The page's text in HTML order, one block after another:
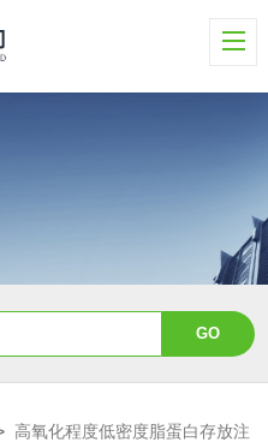
高氧化程度低密度脂蛋白存放注